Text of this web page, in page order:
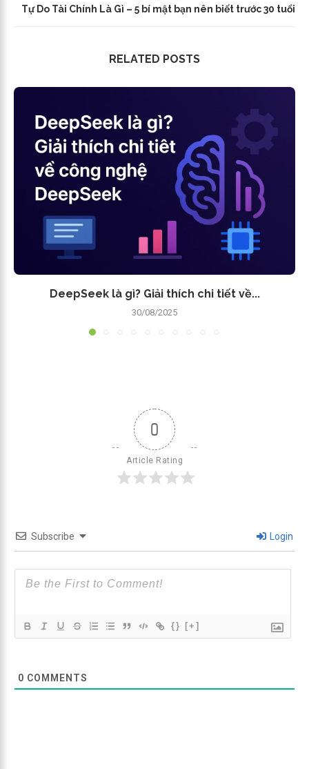
Tự Do Tài Chính Là Gì – 5 bí mật bạn nên biết trước 30 tuổi
RELATED POSTS
DeepSeek là gì? Giải thích chi tiết về...
30/08/2025
0
Article Rating
Subscribe Login
{} [+]
0 COMMENTS